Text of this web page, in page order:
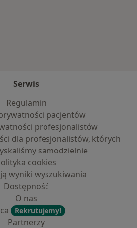
Serwis
Regulamin
pacjentów
profesjonalistów
dla profesjonalistów, których
samodzielnie
cookies
wyniki wyszukiwania
Dostępność
O nas
Rekrutujemy!
Partnerzy